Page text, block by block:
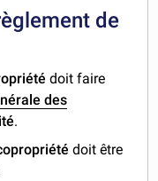
de
doit faire
des
.
doit être